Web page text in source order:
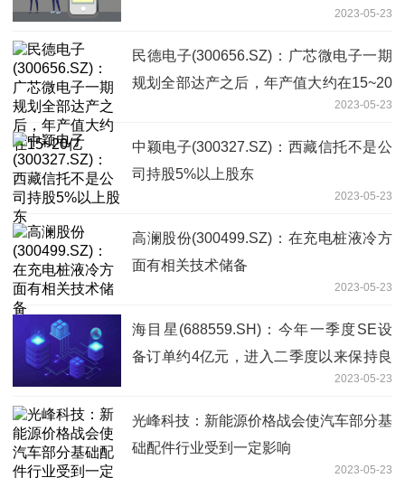
2023-05-23
民德电子(300656.SZ)：广芯微电子一期
规划全部达产之后，年产值大约在15~20
2023-05-23
中颖电子(300327.SZ)：西藏信托不是公
司持股5%以上股东
2023-05-23
高澜股份(300499.SZ)：在充电桩液冷方
面有相关技术储备
2023-05-23
海目星(688559.SH)：今年一季度SE设
备订单约4亿元，进入二季度以来保持良
2023-05-23
光峰科技：新能源价格战会使汽车部分基
础配件行业受到一定影响
2023-05-23